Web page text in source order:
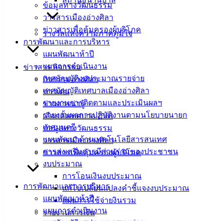
ข้อมูลทางวัฒนธรรม
วารสารเมืองอ่างศิลา
ข่าวสารเพื่อคุ้มครองผู้บริโภค
การพัฒนาและการบริหาร
แผนพัฒนาห้าปี
แผนการดำเนินงาน
เทศบัญญัติงบประมาณรายจ่าย
เทศบัญญัติเทศบาลเมืองอ่างศิลา
รายงานการติดตามและประเมินผลฯ
รายงานผลการปฏิบัติงานตามนโยบายนายก
เทศมนตรี
แผนพัฒนาด้านเทคโนโลยีสารสนเทศ
การส่งเสริมการมีส่วนร่วมของประชาชน
งบประมาณ
การโอนเงินงบประมาณ
แก้ไขเปลี่ยนแปลงคำชี้แจงงบประมาณ
แผนการใช้จ่ายงินรวม
รายงานการเงิน
รางวัลแห่งความภาคภูมิใจ
ข่าวสาร กิจกรรม
กิจกรรมอ่างศิลา
ข่าวเด่น
ข่าวสารน่ารู้
เลือกตั้งเทศบาล 2568
ข้อมูลทางวัฒนธรรม
วารสารเมืองอ่างศิลา
ข่าวสารเพื่อคุ้มครองผู้บริโภค
การพัฒนาและการบริหาร
แผนพัฒนาห้าปี
แผนการดำเนินงาน
สถานที่รับสมัคร ส.ส. เขต 2 ชลบุรี
เทศบาล
เมืองอ่าง
สำนักงาน
อ่างศิลา 90/338
อ.เมือง จ.ชลบุรี